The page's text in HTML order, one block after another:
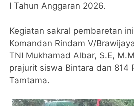
I Tahun Anggaran 2026.
Kegiatan sakral pembaretan
Komandan Rindam V/
TNI Mukhamad Albar, S.E,
prajurit siswa Bintara dan 814
Tamtama.